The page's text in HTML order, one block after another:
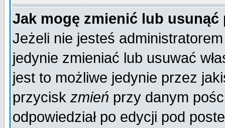
Jak mogę zmienić lub usunąć
Jeżeli nie jesteś
jedynie zmieniać lub usuwać
jest to możliwe jedynie przez
przycisk zmień przy danym
odpowiedział po edycji pod